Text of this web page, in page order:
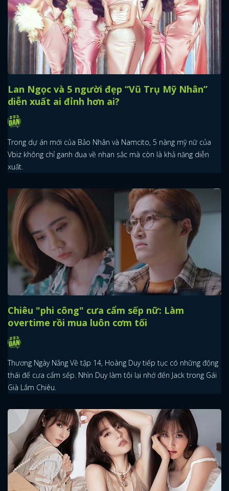
Lan Ngọc và 5 người đẹp “Vũ Trụ Mỹ Nhân”
diễn xuất ai đỉnh hơn ai?
Trong dự án mới của Bảo Nhân và Namcito, 5 nàng mỹ nữ của
Vbiz không chỉ ganh đua về nhan sắc mà còn là khả năng diễn
xuất.
Chiêu "phi công" cưa cẩm sếp nữ: Làm
overtime rồi mua luôn cơm tối
Thương Ngày Nắng Về tập 14, Hoàng Duy tiếp tục có những động
thái để cưa cẩm sếp. Nhìn Duy làm tôi lại nhớ đến Jack trong Gái
Già Lắm Chiêu.